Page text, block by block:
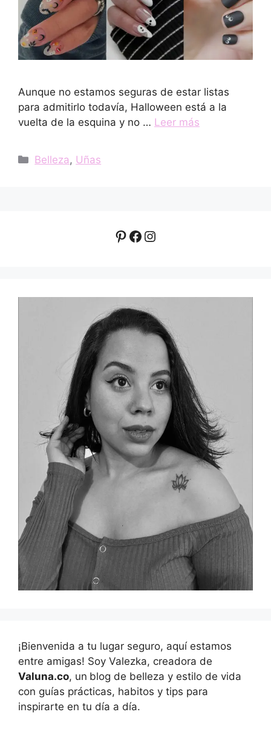
Aunque no estamos seguras de estar listas
para admitirlo todavía, Halloween está a la
vuelta de la esquina y no … Leer más
Categorías
Belleza , Uñas
Pinterest
Facebook
Instagram
¡Bienvenida a tu lugar seguro, aquí estamos
entre amigas! Soy Valezka, creadora de
Valuna.co, un blog de belleza y estilo de vida
con guías prácticas, habitos y tips para
inspirarte en tu día a día.